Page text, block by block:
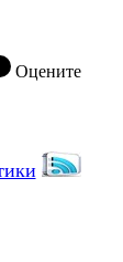
Оцените